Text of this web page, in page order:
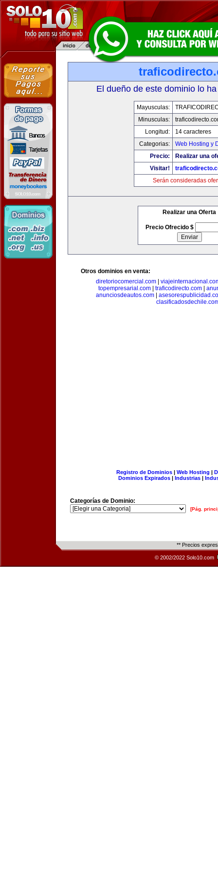
El dueño de este dominio lo
Mayusculas:
Minusculas:
Longitud:
14 caracteres
Categorias:
Web Hosting y
Precio:
Realizar una
Visitar!
Serán consideradas
Realizar una Oferta
Precio Ofrecido $
Otros dominios en venta:
diretoriocomercial.com
topempresarial.com
traficodirecto.com
anunciosdeautos.com|
Registro de Dominios| Web Hosting |
Dominios Expirados | Industrias |
Categorías de Dominio:
[Pág.
** Precios
© 2002/2022 Solo10.com